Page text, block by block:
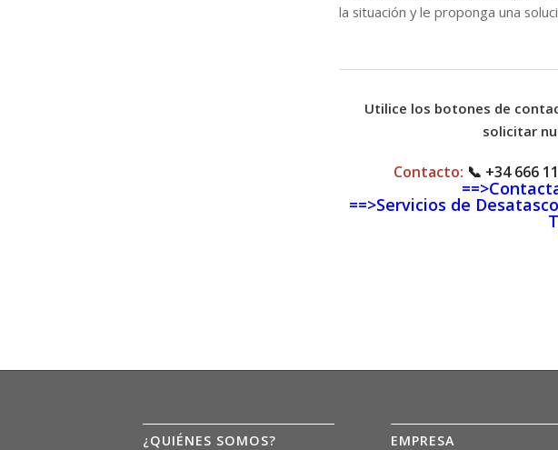
la situación y le proponga una
Utilice los botones de
solicitar
Contacto: 📞 +34 666
==>Servicios de
¿QUIÉNES SOMOS? EMPRESA